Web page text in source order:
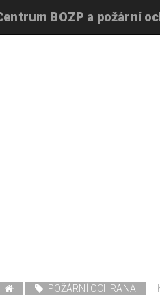
BOZP a požární
POŽÁRNÍ OCHRANA